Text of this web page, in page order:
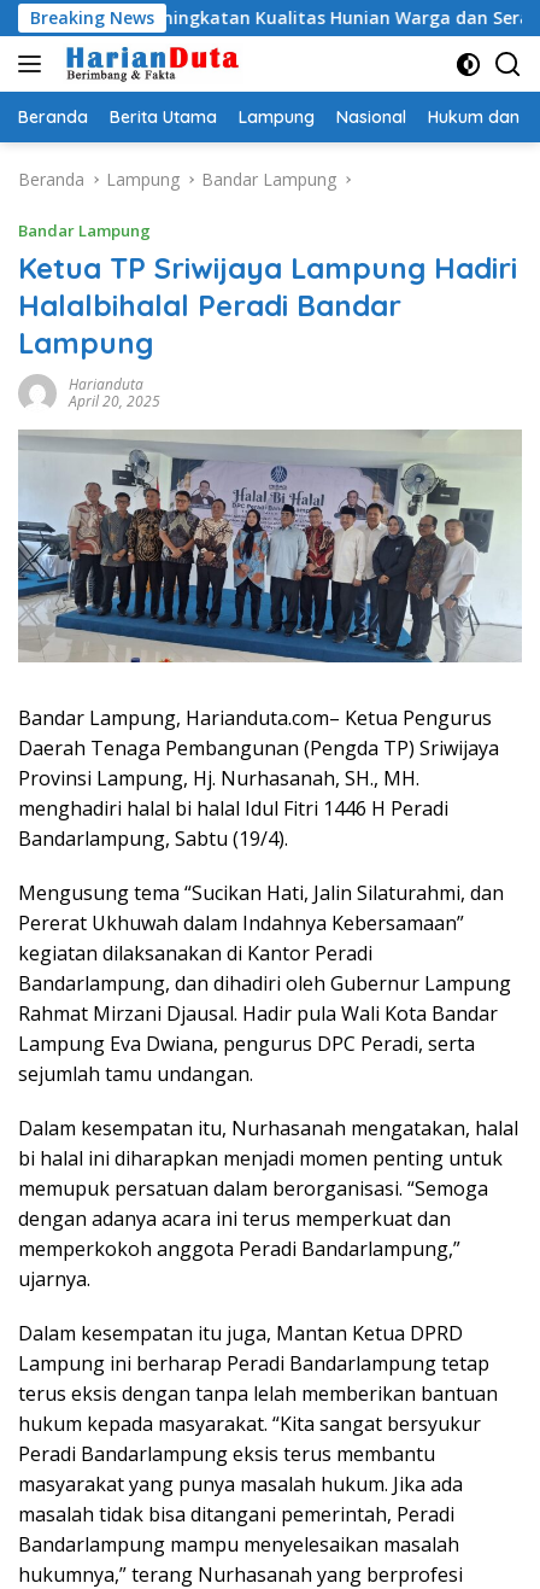
Langsung
ke
konten
Breaking News
Peningkatan Kualitas Hunian Warga dan Serap Aspirasi
Beranda Berita Utama Lampung Nasional Hukum dan
Beranda Lampung Bandar Lampung
Bandar Lampung
Ketua TP Sriwijaya Lampung Hadiri
Halalbihalal Peradi Bandar
Lampung
Harianduta
April 20, 2025
Bandar Lampung, Harianduta.com– Ketua Pengurus
Daerah Tenaga Pembangunan (Pengda TP) Sriwijaya
Provinsi Lampung, Hj. Nurhasanah, SH., MH.
menghadiri halal bi halal Idul Fitri 1446 H Peradi
Bandarlampung, Sabtu (19/4).
Mengusung tema “Sucikan Hati, Jalin Silaturahmi, dan
Pererat Ukhuwah dalam Indahnya Kebersamaan”
kegiatan dilaksanakan di Kantor Peradi
Bandarlampung, dan dihadiri oleh Gubernur Lampung
Rahmat Mirzani Djausal. Hadir pula Wali Kota Bandar
Lampung Eva Dwiana, pengurus DPC Peradi, serta
sejumlah tamu undangan.
Dalam kesempatan itu, Nurhasanah mengatakan, halal
bi halal ini diharapkan menjadi momen penting untuk
memupuk persatuan dalam berorganisasi. “Semoga
dengan adanya acara ini terus memperkuat dan
memperkokoh anggota Peradi Bandarlampung,”
ujarnya.
Dalam kesempatan itu juga, Mantan Ketua DPRD
Lampung ini berharap Peradi Bandarlampung tetap
terus eksis dengan tanpa lelah memberikan bantuan
hukum kepada masyarakat. “Kita sangat bersyukur
Peradi Bandarlampung eksis terus membantu
masyarakat yang punya masalah hukum. Jika ada
masalah tidak bisa ditangani pemerintah, Peradi
Bandarlampung mampu menyelesaikan masalah
hukumnya,” terang Nurhasanah yang berprofesi